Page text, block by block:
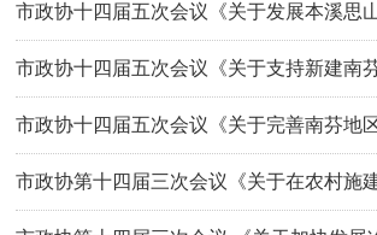
市政协十四届五次会议《关于发展本溪思
冰沟沿线乡村经济与旅游产业的提案》(第
市政协十四届五次会议《关于支持新建南
医院以保障地区基本医疗服务的提案》(第
市政协十四届五次会议《关于完善南芬地
餐服务体系的提案》(第5024号)答复
市政协第十四届三次会议《关于在农村施